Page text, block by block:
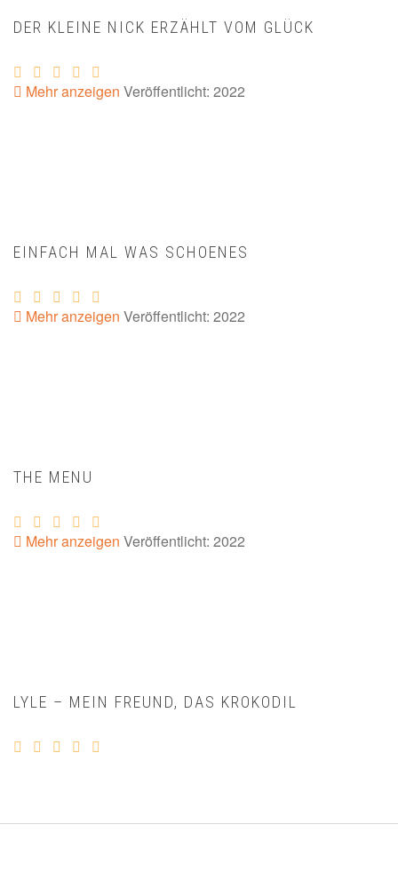
DER KLEINE NICK ERZÄHLT VOM GLÜCK
Mehr anzeigen Veröffentlicht: 2022
EINFACH MAL WAS SCHOENES
Mehr anzeigen Veröffentlicht: 2022
THE MENU
Mehr anzeigen Veröffentlicht: 2022
LYLE – MEIN FREUND, DAS KROKODIL